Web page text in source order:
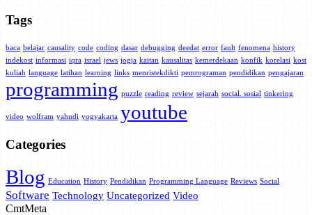
Tags
baca belajar causality code coding dasar debugging deedat error fault fenomena history
indekost informasi iqra israel jews jogja kaitan kausalitas kemerdekaan konfik korelasi kost
kuliah language latihan learning links menristekdikti pemrograman pendidikan pengajaran
programming puzzle reading review sejarah social. sosial tinkering
video wolfram yahudi yogyakarta youtube
Categories
Blog Education History Pendidikan Programming Language Reviews Social
Software Technology Uncategorized Video
CmtMeta